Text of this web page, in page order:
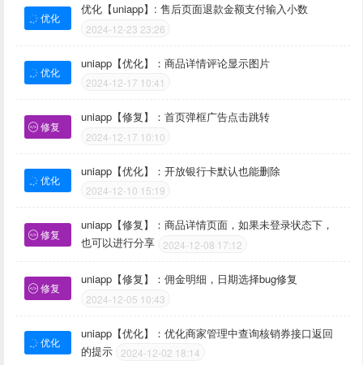
优化
优化【uniapp】: 售后页面退款金额支付输入小数
2024-12-23 23:26
优化
uniapp【优化】：商品详情评论显示图片
2024-12-17 10:41
修复
uniapp【修复】：首页弹框广告点击跳转
2024-12-17 10:10
优化
uniapp【优化】：开放银行卡默认也能删除
2024-12-10 15:19
修复
uniapp【修复】：商品详情页面，如果未登录状态下，
也可以进行分享
2024-12-08 17:12
修复
uniapp【修复】：佣金明细，日期选择bug修复
2024-12-05 10:43
优化
uniapp【优化】：优化商家管理中查询核销券接口返回
的提示
2024-12-02 18:14